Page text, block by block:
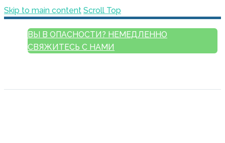
Skip to main content Scroll Top
ВЫ В ОПАСНОСТИ? НЕМЕДЛЕННО
СВЯЖИТЕСЬ С НАМИ